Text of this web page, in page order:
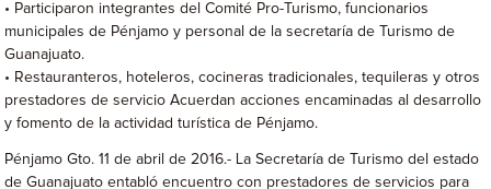
• Participaron integrantes del Comité Pro-Turismo, funcionarios
municipales de Pénjamo y personal de la secretaría de Turismo de
Guanajuato.
• Restauranteros, hoteleros, cocineras tradicionales, tequileras y otros
prestadores de servicio Acuerdan acciones encaminadas al desarrollo
y fomento de la actividad turística de Pénjamo.
Pénjamo Gto. 11 de abril de 2016.- La Secretaría de Turismo del estado
de Guanajuato entabló encuentro con prestadores de servicios para